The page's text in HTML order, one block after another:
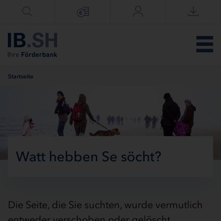
Menü überspringen
Startseite
Watt hebben Se söcht?
Die Seite, die Sie suchten, wurde vermutlich